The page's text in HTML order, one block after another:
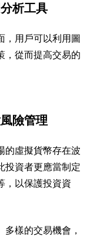
析工具
，用戶可以利用圖
，從而提高交易的
險管理
的虛擬貨幣存在波
投資者更應當制定
，以保護投資資
樣的交易機會，